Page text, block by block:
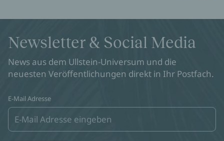
Newsletter & Social Media
News aus dem Ullstein-Universum und die
neuesten Veröffentlichungen direkt in Ihr Postfach.
E-Mail Adresse